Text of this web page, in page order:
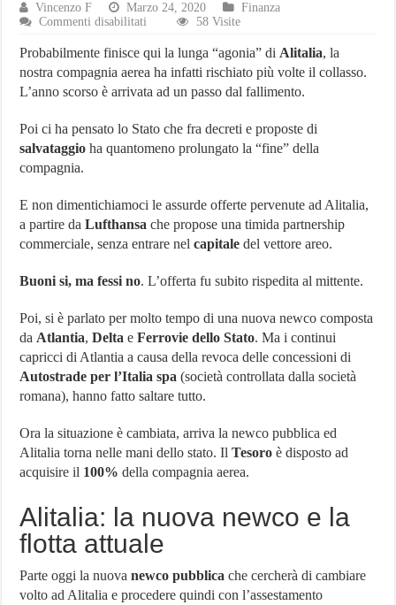
Vincenzo F Marzo 24, 2020
Finanza
Commenti disabilitati
al
via
newco
pubblica,
da
30
58 Visite
Probabilmente finisce qui la lunga “agonia” di Alitalia, la
nostra compagnia aerea ha infatti rischiato più volte il collasso.
L’anno scorso è arrivata ad un passo dal fallimento.
Poi ci ha pensato lo Stato che fra decreti e proposte di
salvataggio ha quantomeno prolungato la “fine” della
compagnia.
E non dimentichiamoci le assurde offerte pervenute ad Alitalia,
a partire daLufthansa che propose una timida partnership
commerciale, senza entrare nelcapitale del vettore areo.
Buoni si, ma fessi no. L’offerta fu subito rispedita al mittente.
Poi, si è parlato per molto tempo di una nuova newco composta
da Atlantia,Delta eFerrovie dello Stato. Ma i continui
capricci di Atlantia a causa della revoca delle concessioni di
Autostrade per l’Italia spa (società controllata dalla società
romana), hanno fatto saltare tutto.
Ora la situazione è cambiata, arriva la newco pubblica ed
Alitalia torna nelle mani dello stato. IlTesoro è disposto ad
acquisire il 100% della compagnia aerea.
Alitalia: la nuova newco e la
flotta attuale
Parte oggi la nuovanewco pubblica che cercherà di cambiare
volto ad Alitalia e procedere quindi con l’assestamento